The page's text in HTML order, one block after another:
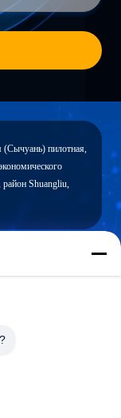
(Сычуань) пилотная,
район Shuangliu,